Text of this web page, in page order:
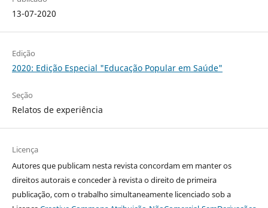
13-07-2020
Edição
2020: Edição Especial "Educação Popular em Saúde"
Seção
Relatos de experiência
Licença
Autores que publicam nesta revista concordam em manter os
direitos autorais e conceder à revista o direito de primeira
publicação, com o trabalho simultaneamente licenciado sob a